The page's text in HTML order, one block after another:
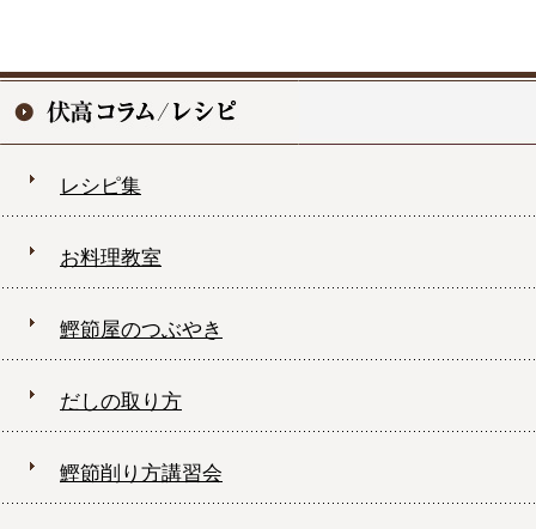
レシピ集
お料理教室
鰹節屋のつぶやき
だしの取り方
鰹節削り方講習会